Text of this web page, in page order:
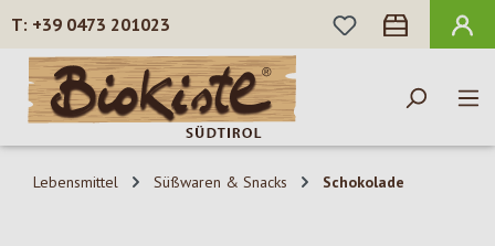
Zum Hauptinhalt springen
+39 0473 201023
DU HAST 0
Lebensmittel Süßwaren & Snacks Schokolade